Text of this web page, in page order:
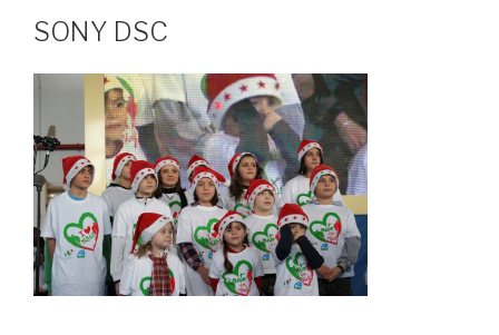
SONY DSC